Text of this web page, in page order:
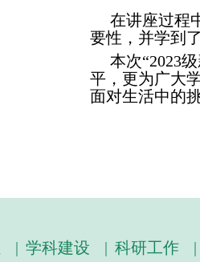
在讲座过程
要性，并学到
本次“2023
平，更为广大
面对生活中的
| 学科建设 | 科研工作
|